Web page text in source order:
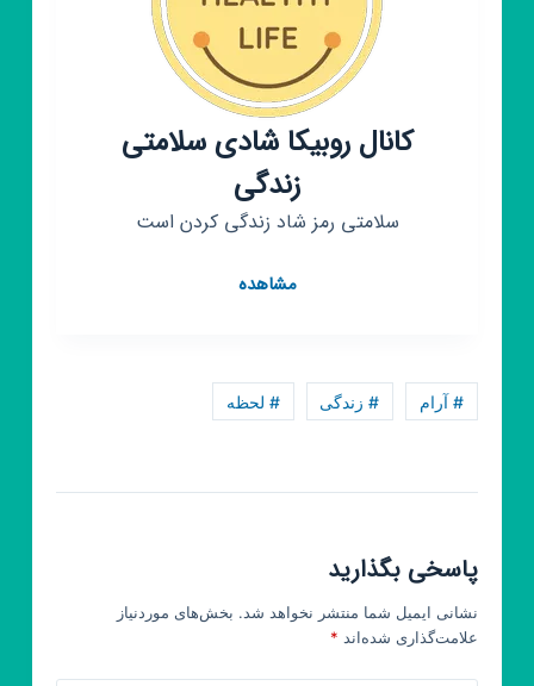
کانال روبیکا شادی سلامتی
زندگی
سلامتی رمز شاد زندگی کردن است
مشاهدهکانال
زندگی
# آرام # زندگی # لحظه
پاسخی بگذارید
نشانی ایمیل شما منتشر نخواهد شد. بخش‌های موردنیاز
علامت‌گذاری شده‌اند *